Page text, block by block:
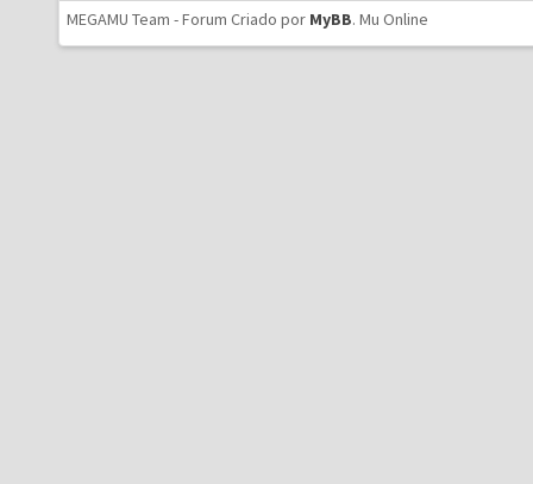
MEGAMU Team - Forum Criado por MyBB. Mu Online